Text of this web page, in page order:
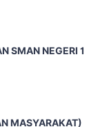
SMAN NEGERI 1
MASYARAKAT)